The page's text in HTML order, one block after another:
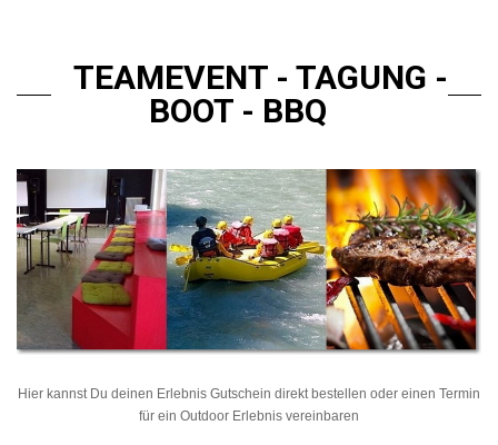
TEAMEVENT - TAGUNG -
BOOT - BBQ
Hier kannst Du deinen Erlebnis Gutschein direkt bestellen oder einen Termin
für ein Outdoor Erlebnis vereinbaren